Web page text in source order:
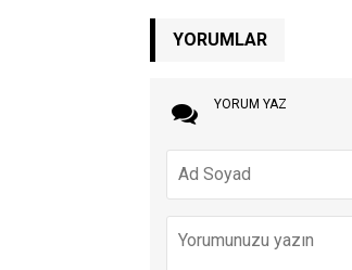
YORUMLAR
YORUM YAZ